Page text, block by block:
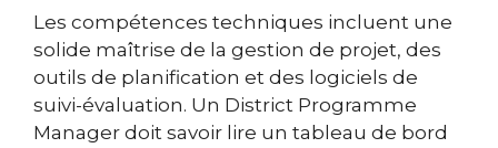
Les compétences techniques incluent une
solide maîtrise de la gestion de projet, des
outils de planification et des logiciels de
suivi-évaluation. Un District Programme
Manager doit savoir lire un tableau de bord